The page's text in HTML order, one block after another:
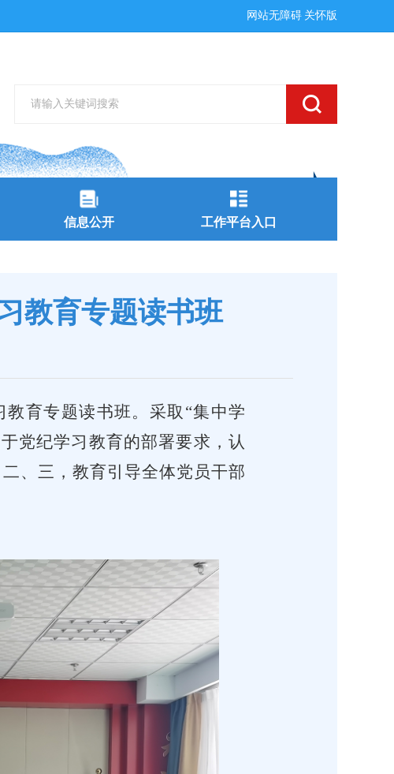
网站无障碍 关怀版
信息公开 工作平台入口
教育专题读书班
育专题读书班。采取“集中学
党纪学习教育的部署要求，认
、三， 教育引导全体党员干部